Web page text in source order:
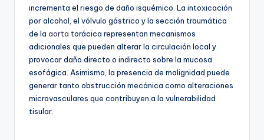
incrementa el riesgo de daño isquémico. La intoxicación
por alcohol, el vólvulo gástrico y la sección traumática
de la aorta torácica representan mecanismos
adicionales que pueden alterar la circulación local y
provocar daño directo o indirecto sobre la mucosa
esofágica. Asimismo, la presencia de malignidad puede
generar tanto obstrucción mecánica como alteraciones
microvasculares que contribuyen a la vulnerabilidad
tisular.